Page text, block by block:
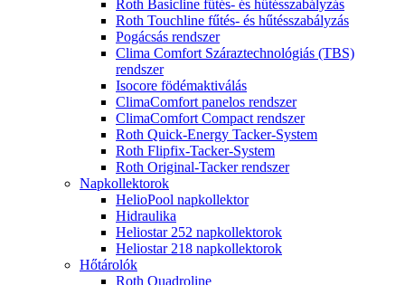
Roth Basicline fűtés- és hűtésszabályzás
Roth Touchline fűtés- és hűtésszabályzás
Pogácsás rendszer
Clima Comfort Száraztechnológiás (TBS)
rendszer
Isocore födémaktiválás
ClimaComfort panelos rendszer
ClimaComfort Compact rendszer
Roth Quick-Energy Tacker-System
Roth Flipfix-Tacker-System
Roth Original-Tacker rendszer
Napkollektorok
HelioPool napkollektor
Hidraulika
Heliostar 252 napkollektorok
Heliostar 218 napkollektorok
Hőtárolók
Roth Quadroline